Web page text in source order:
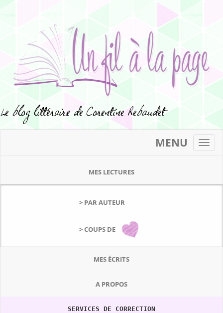
MENU
MES LECTURES
> PAR AUTEUR
> COUPS DE
MES ÉCRITS
A PROPOS
SERVICES DE CORRECTION